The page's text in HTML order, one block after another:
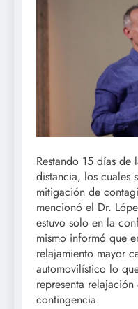
Restando 15 días de
distancia, los cuales
mitigación de
mencionó el Dr.
estuvo solo en la
mismo informó que
relajamiento mayor
automovilístico lo
representa
contingencia.